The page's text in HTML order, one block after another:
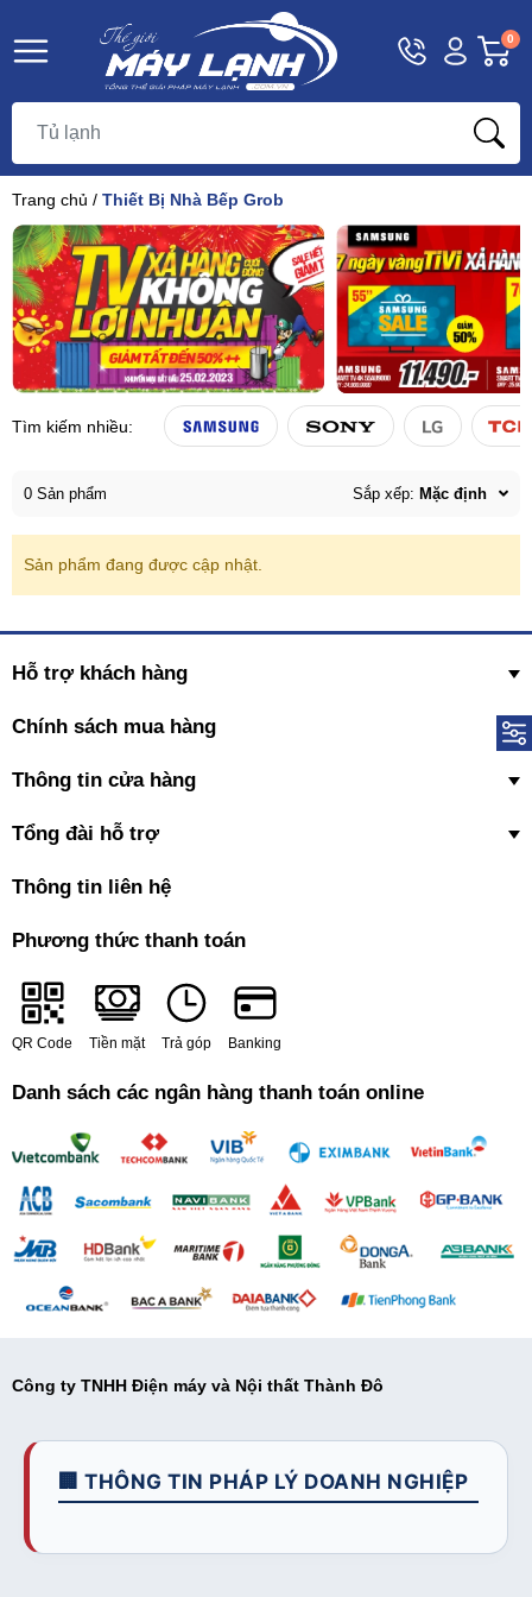
Hotline
1800
Tài
khoản
Khách
0
Trang chủ / Thiết Bị Nhà Bếp Grob
Tìm kiếm nhiều:
0 Sản phẩm Sắp xếp: Mặc định
Sản phẩm đang được cập nhật.
Hỗ trợ khách hàng
Chính sách mua hàng
Thông tin cửa hàng
Tổng đài hỗ trợ
Thông tin liên hệ
Phương thức thanh toán
QR Code Tiền mặt Trả góp Banking
Danh sách các ngân hàng thanh toán online
Công ty TNHH Điện máy và Nội thất Thành Đô
🏢 THÔNG TIN PHÁP LÝ DOANH NGHIỆP